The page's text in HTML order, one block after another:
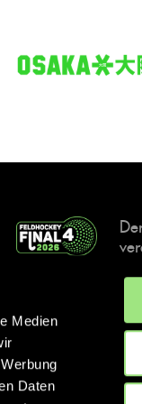
Medien
Daten
IMPRESSUM